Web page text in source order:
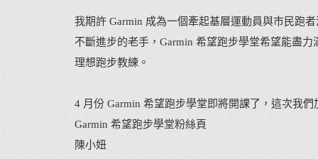
我期許 Garmin 成為一個牽起基層運動員與市民跑
不斷進步的老手，Garmin 希望跑步學堂希望能盡
理想跑步教練。
4 月份 Garmin 希望跑步學堂即將開課了，這次我
Garmin 希望跑步學堂粉絲頁
陳小妞